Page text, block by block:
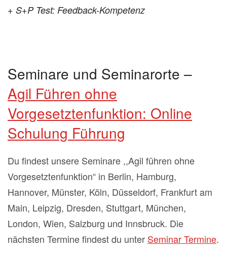
+ S+P Test: Feedback-Kompetenz
Seminare und Seminarorte –
Agil Führen ohne
Vorgesetztenfunktion: Online
Schulung Führung
Du findest unsere Seminare ,,Agil führen ohne
Vorgesetztenfunktion“ in Berlin, Hamburg,
Hannover, Münster, Köln, Düsseldorf, Frankfurt am
Main, Leipzig, Dresden, Stuttgart, München,
London, Wien, Salzburg und Innsbruck. Die
nächsten Termine findest du unter Seminar Termine.